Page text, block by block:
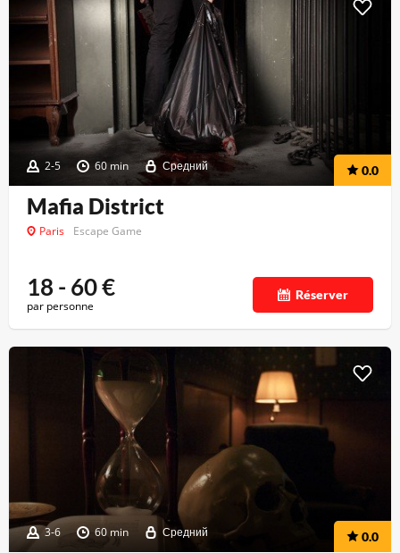
2-5 60 min Средний 0.0
Mafia District
Paris Escape Game
18 - 60€
par personne
Réserver
3-6 60 min Средний 0.0